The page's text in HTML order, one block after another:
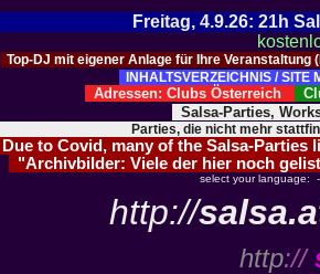
Freitag, 4.9.26: 21h
Top-DJ mit eigener Anlage für Ihre
INHALTSVERZEICHNIS / SITE
Adressen: Clubs Österreich
Salsa-Parties,
Parties, die nicht mehr
Due to Covid, many of the Salsa-
"Archivbilder: Viele der hier noch
select your language:
http://
http://